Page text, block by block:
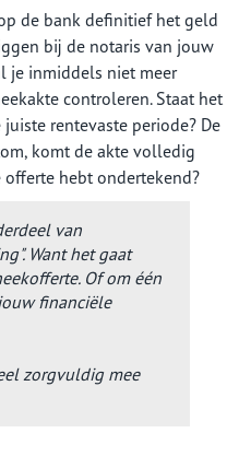
de bank definitief het geld
bij de notaris van jouw
je inmiddels niet meer
controleren. Staat het
rentevaste periode? De
komt de akte volledig
hebt ondertekend?
van
Want het gaat
Of om één
financiële
zorgvuldig mee